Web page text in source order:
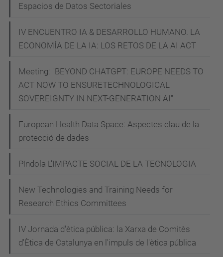
jornada
tractarà
sobre
els
reptes
sorgeixen
arran
de
Convenció
Nova
York.
Com
Espacios de Datos Sectoriales
IV ENCUENTRO IA & DESARROLLO HUMANO. LA
ECONOMÍA DE LA IA: LOS RETOS DE LA AI ACT
Meeting: "BEYOND CHATGPT: EUROPE NEEDS TO
ACT NOW TO ENSURETECHNOLOGICAL
SOVEREIGNTY IN NEXT-GENERATION AI"
European Health Data Space: Aspectes clau de la
protecció de dades
Píndola L’IMPACTE SOCIAL DE LA TECNOLOGIA
New Technologies and Training Needs for
Research Ethics Committees
IV Jornada d'ètica pública: la Xarxa de Comitès
d'Ètica de Catalunya en l'impuls de l'ètica pública